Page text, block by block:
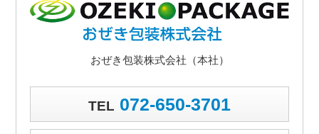
おぜき包装株式会社（本社）
TEL 072-650-3701